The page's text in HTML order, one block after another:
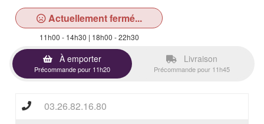
Actuellement fermé...
11h00 - 14h30 | 18h00 - 22h30
À emporter
Précommande pour 11h20
Livraison
Précommande pour 11h45
03.26.82.16.80